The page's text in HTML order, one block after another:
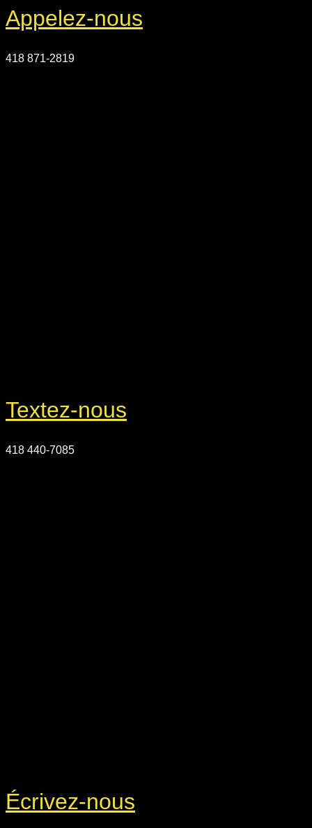
Appelez-nous
418 871-2819
Textez-nous
418 440-7085
Écrivez-nous